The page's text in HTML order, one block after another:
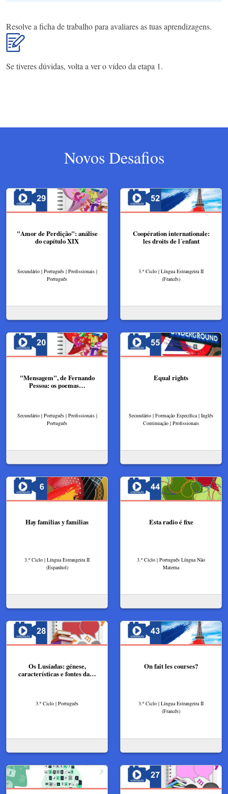
Resolve a ficha de trabalho para avaliares as tuas aprendizagens.
Se tiveres dúvidas, volta a ver o vídeo da etapa 1.
Novos Desafios
"Amor de Perdição": análise
do capítulo XIX
Secundário | Português | Profissionais |
Português
Coopération internationale:
les droits de l´enfant
3.º Ciclo | Língua Estrangeira II
(Francês)
"Mensagem", de Fernando
Pessoa: os poemas…
Secundário | Português | Profissionais |
Português
Equal rights
Secundário | Formação Específica | Inglês
Continuação | Profissionais
Hay familias y familias
3.º Ciclo | Língua Estrangeira II
(Espanhol)
Esta radio é fixe
3.º Ciclo | Português Língua Não
Materna
Os Lusíadas: génese,
características e fontes da…
3.º Ciclo | Português
On fait les courses?
3.º Ciclo | Língua Estrangeira II
(Francês)